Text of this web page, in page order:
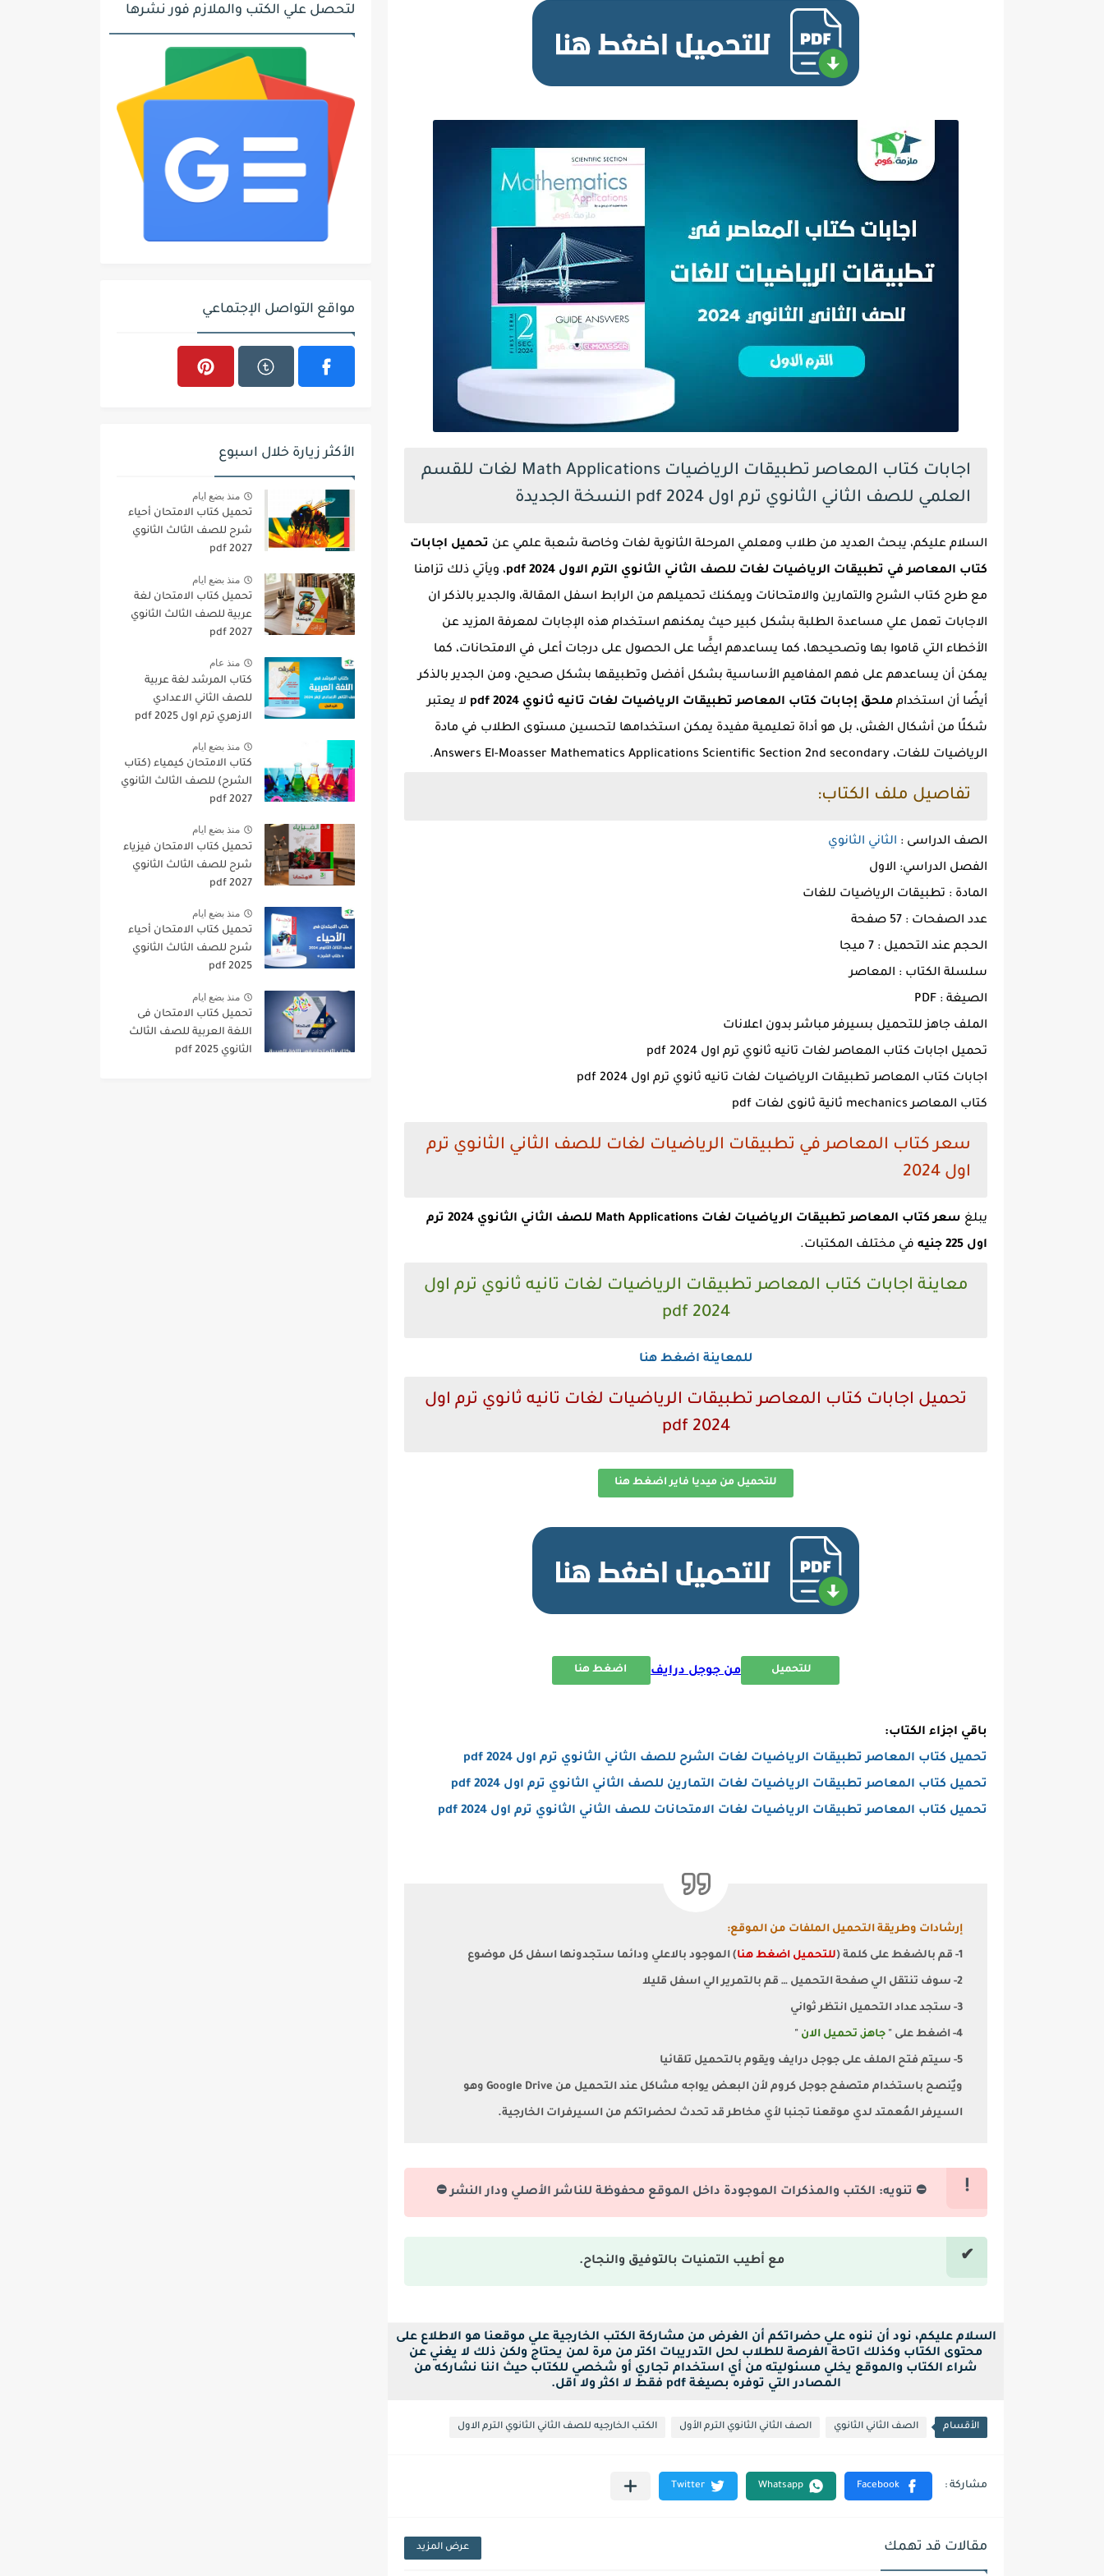
اجابات كتاب المعاصر تطبيقات الرياضيات Math Applications لغات للقسم
العلمي للصف الثاني الثانوي ترم اول 2024 pdf النسخة الجديدة
السلام عليكم، يبحث العديد من طلاب ومعلمي المرحلة الثانوية لغات وخاصة شعبة علمي عن تحميل اجابات
كتاب المعاصر في تطبيقات الرياضيات لغات للصف الثاني الثانوي الترم الاول 2024 pdf
، ويأتي ذلك تزامنا
مع طرح كتاب الشرح والتمارين والامتحانات ويمكنك تحميلهم من الرابط اسفل المقالة، والجدير بالذكر ان
الاجابات تعمل علي مساعدة الطلبة بشكل كبير حيث يمكنهم استخدام هذه الإجابات لمعرفة المزيد عن
الأخطاء التي قاموا بها وتصحيحها، كما يساعدهم ايضًَا على الحصول على درجات أعلى في الامتحانات، كما
يمكن أن يساعدهم على فهم المفاهيم الأساسية بشكل أفضل وتطبيقها بشكل صحيح، ومن الجدير بالذكر
أيضًا أن استخدام ملحق إجابات كتاب المعاصر تطبيقات الرياضيات لغات تانيه ثانوي 2024 pdf
لا يعتبر
شكلًا من أشكال الغش، بل هو أداة تعليمية مفيدة يمكن استخدامها لتحسين مستوى الطلاب في مادة
الرياضيات للغات، Answers El-Moasser Mathematics Applications Scientific Section 2nd secondary.
تفاصيل ملف الكتاب:
الصف الدراسى : الثاني الثانوي
الفصل الدراسي: الاول
المادة : تطبيقات الرياضيات للغات
عدد الصفحات : 57 صفحة
الحجم عند التحميل : 7 ميجا
سلسلة الكتاب : المعاصر
الصيغة : PDF
الملف جاهز للتحميل بسيرفر مباشر بدون اعلانات
تحميل اجابات كتاب المعاصر لغات تانيه ثانوي ترم اول 2024 pdf
اجابات كتاب المعاصر تطبيقات الرياضيات لغات تانيه ثانوي ترم اول 2024 pdf
كتاب المعاصر mechanics ثانية ثانوى لغات pdf
سعر كتاب المعاصر في تطبيقات الرياضيات لغات للصف الثاني الثانوي ترم
اول 2024
يبلغ
سعر كتاب المعاصر تطبيقات الرياضيات لغات Math Applications للصف الثاني الثانوي 2024 ترم
اول 225 جنيه
في مختلف المكتبات.
معاينة اجابات كتاب المعاصر تطبيقات الرياضيات لغات تانيه ثانوي ترم اول
2024 pdf
للمعاينة اضغط هنا
تحميل اجابات كتاب المعاصر تطبيقات الرياضيات لغات تانيه ثانوي ترم اول
2024 pdf
للتحميل من ميديا فاير اضغط هنا
للتحميل من جوجل درايف اضغط هنا
باقي اجزاء الكتاب:
تحميل كتاب المعاصر تطبيقات الرياضيات لغات الشرح للصف الثاني الثانوي ترم اول 2024 pdf
تحميل كتاب المعاصر تطبيقات الرياضيات لغات التمارين للصف الثاني الثانوي ترم اول 2024 pdf
تحميل كتاب المعاصر تطبيقات الرياضيات لغات الامتحانات للصف الثاني الثانوي ترم اول 2024 p
df
إرشادات وطريقة التحميل الملفات من الموقع:
1- قم بالضغط على كلمة ( للتحميل اضغط هنا) الموجود بالاعلي ودائما ستجدونها اسفل كل موضوع
2- سوف تنتقل الي صفحة التحميل … قم بالتمرير الي اسفل قليلا
3- ستجد عداد التحميل انتظر ثواني
4- اضغط على " جاهز, تحميل الان "
5- سيتم فتح الملف على جوجل درايف ويقوم بالتحميل تلقائيا
ويٌنصح باستخدام متصفح جوجل كروم لأن البعض يواجه مشاكل عند التحميل من Google Drive وهو
السيرفر المُعمتد لدي موقعنا تجنبا لأي مخاطر قد تحدث لحضراتكم من السيرفرات الخارجية.
⛔ تنويه: الكتب والمذكرات الموجودة داخل الموقع محفوظة للناشر الأصلي ودار النشر ⛔
مع أطيب التمنيات بالتوفيق والنجاح.
السلام عليكم، نود أن ننوه علي حضراتكم أن الغرض من مشاركة الكتب الخارجية علي موقعنا هو الاطلاع على
محتوى الكتاب وكذلك اتاحة الفرصة للطلاب لحل التدريبات اكتر من مرة لمن يحتاج ولكن ذلك لا يغني عن
شراء الكتاب والموقع يخلي مسئوليته من أي استخدام تجاري أو شخصي للكتاب حيث اننا نشاركه من
المصادر التي توفره بصيغة pdf فقط لا اكثر ولا اقل.
الأقسام الصف الثاني الثانوي الصف الثاني الثانوي الترم الأول الكتب الخارجيه للصف الثاني الثانوي الترم الاول
مقالات قد تهمك عرض المزيد
لتحصل علي الكتب والملازم فور نشرها
مواقع التواصل الإجتماعي
الأكثر زيارة خلال اسبوع
منذ بضع ايام
تحميل كتاب الامتحان أحياء
شرح للصف الثالث الثانوي
2027 pdf
منذ بضع ايام
تحميل كتاب الامتحان لغة
عربية للصف الثالث الثانوي
2027 pdf
منذ عام
كتاب المرشد لغة عربية
للصف الثاني الاعدادي
الازهري ترم اول 2025 pdf
منذ بضع ايام
كتاب الامتحان كيمياء (كتاب
الشرح) للصف الثالث الثانوي
pdf 2027
منذ بضع ايام
تحميل كتاب الامتحان فيزياء
شرح للصف الثالث الثانوي
2027 pdf
منذ بضع ايام
تحميل كتاب الامتحان أحياء
شرح للصف الثالث الثانوي
2025 pdf
منذ بضع ايام
تحميل كتاب الامتحان فى
اللغة العربية للصف الثالث
الثانوي 2025 pdf